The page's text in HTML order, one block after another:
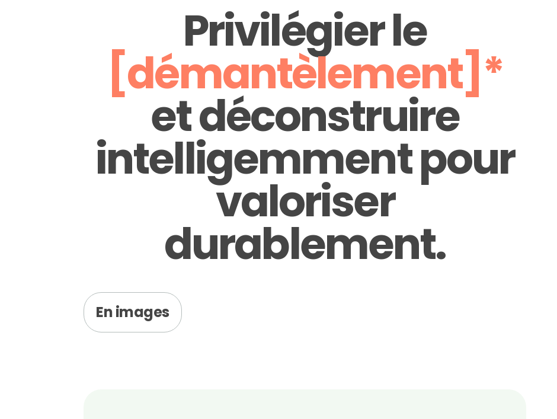
Privilégier le
[démantèlement]*
et déconstruire
intelligemment pour
valoriser
durablement.
En images